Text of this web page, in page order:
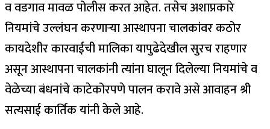
व वडगाव मावळ पोलीस करत आहेत. तसेच अशाप्रकारे
नियमांचे उल्लंघन करणाऱ्या आस्थापना चालकांवर कठोर
कायदेशीर कारवाईची मालिका यापुढेदेखील सुरच राहणार
असून आस्थापना चालकांनी त्यांना घालून दिलेल्या नियमांचे व
वेळेच्या बंधनांचे काटेकोरपणे पालन करावे असे आवाहन श्री
सत्यसाई कार्तिक यांनी केले आहे.